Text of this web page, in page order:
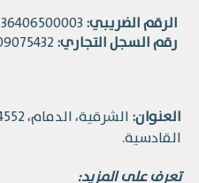
الرقم الضريبي:
رقم السجل التجاري:
العنوان:
القادسية.
تعرف على المزيد: